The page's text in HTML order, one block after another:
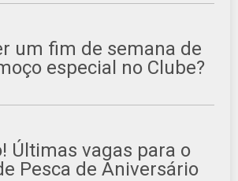
um fim de semana de
especial no Clube?
Últimas vagas para o
Pesca de Aniversário